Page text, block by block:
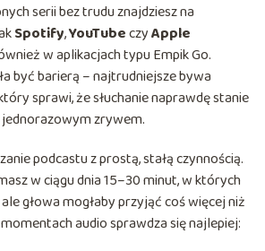
serii bez trudu znajdziesz na
Spotify,YouTubeczyApple
w aplikacjach typu Empik Go.
być barierą – najtrudniejsze bywa
sprawi, że słuchanie naprawdę stanie
jednorazowym zrywem.
podcastu z prostą, stałą czynnością.
w ciągu dnia 15–30 minut, w których
głowa mogłaby przyjąć coś więcej niż
audio sprawdza się najlepiej: